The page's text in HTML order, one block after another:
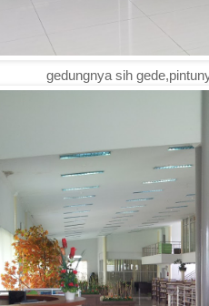
gedungnya sih